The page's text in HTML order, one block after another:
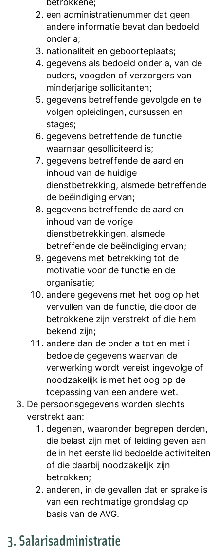
een administratienummer dat geen
andere informatie bevat dan bedoeld
onder a;
nationaliteit en geboorteplaats;
gegevens als bedoeld onder a, van de
ouders, voogden of verzorgers van
minderjarige sollicitanten;
gegevens betreffende gevolgde en te
volgen opleidingen, cursussen en
stages;
gegevens betreffende de functie
waarnaar gesolliciteerd is;
gegevens betreffende de aard en
inhoud van de huidige
dienstbetrekking, alsmede betreffende
de beëindiging ervan;
gegevens betreffende de aard en
inhoud van de vorige
dienstbetrekkingen, alsmede
betreffende de beëindiging ervan;
gegevens met betrekking tot de
motivatie voor de functie en de
organisatie;
andere gegevens met het oog op het
vervullen van de functie, die door de
betrokkene zijn verstrekt of die hem
bekend zijn;
andere dan de onder a tot en met i
bedoelde gegevens waarvan de
verwerking wordt vereist ingevolge of
noodzakelijk is met het oog op de
toepassing van een andere wet.
De persoonsgegevens worden slechts
verstrekt aan:
degenen, waaronder begrepen derden,
die belast zijn met of leiding geven aan
de in het eerste lid bedoelde activiteiten
of die daarbij noodzakelijk zijn
betrokken;
anderen, in de gevallen dat er sprake is
van een rechtmatige grondslag op
basis van de AVG.
3. Salarisadministratie